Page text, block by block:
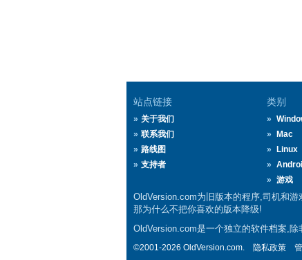
站点链接
关于我们
联系我们
路线图
支持者
类别
Mac
Linux
游戏
OldVersion.com为旧版本的程序,司机和游
那为什么不把你喜欢的版本降级!
OldVersion.com是一个独立的软件档案,
©2001-2026 OldVersion.com. 隐私政策